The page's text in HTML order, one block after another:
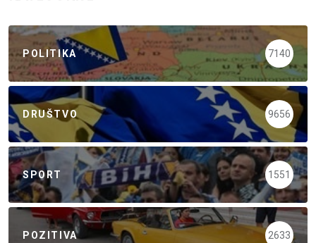
POLITIKA 7140
DRUŠTVO 9656
SPORT 1551
POZITIVA 2633